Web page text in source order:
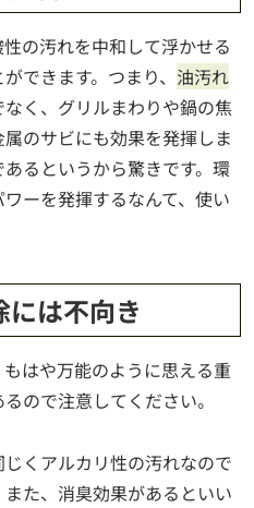
の汚れを中和して浮かせる
できます。つまり、 油汚れ
く、グリルまわりや鍋の焦
のサビにも効果を発揮しま
るというから驚きです。環
ーを発揮するなんて、使い
は不向き
はや万能のように思える重
ので注意してください。
くアルカリ性の汚れなので
た、消臭効果があるといい